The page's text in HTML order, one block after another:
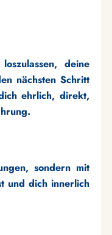
deine
nächsten Schritt
ehrlich, direkt,
sondern mit
und dich innerlich